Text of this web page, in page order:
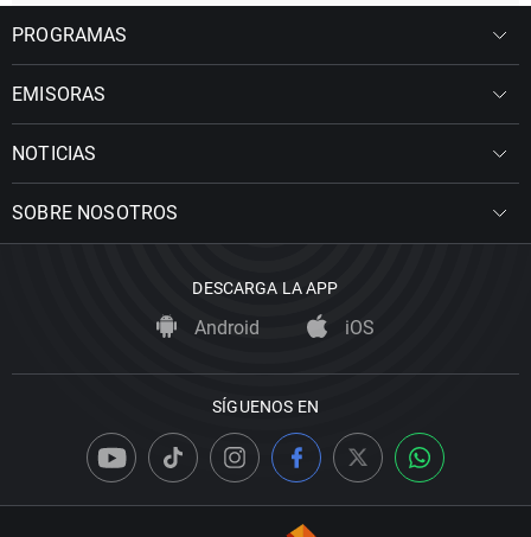
PROGRAMAS
EMISORAS
NOTICIAS
SOBRE NOSOTROS
DESCARGA LA APP
Android iOS
SÍGUENOS EN